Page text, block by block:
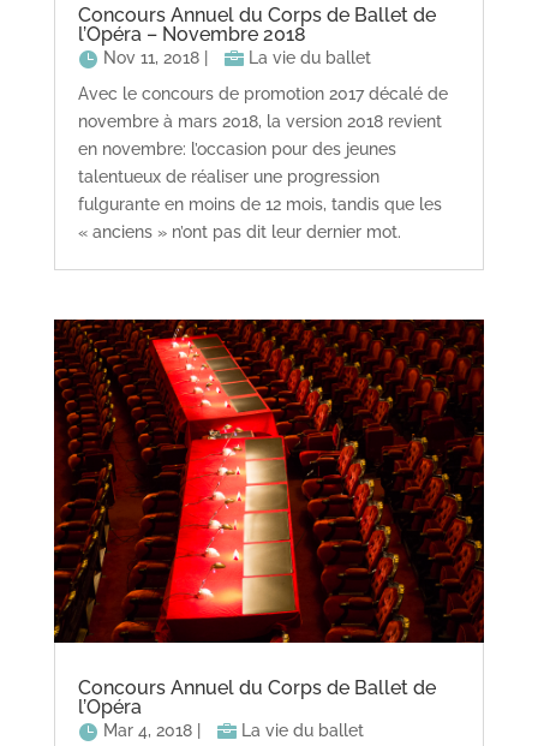
Concours Annuel du Corps de Ballet de
l’Opéra – Novembre 2018
Nov 11, 2018|
La vie du ballet
Avec le concours de promotion 2017 décalé de
novembre à mars 2018, la version 2018 revient
en novembre: l’occasion pour des jeunes
talentueux de réaliser une progression
fulgurante en moins de 12 mois, tandis que les
« anciens » n’ont pas dit leur dernier mot.
Concours Annuel du Corps de Ballet de
l’Opéra
Mar 4, 2018|
La vie du ballet